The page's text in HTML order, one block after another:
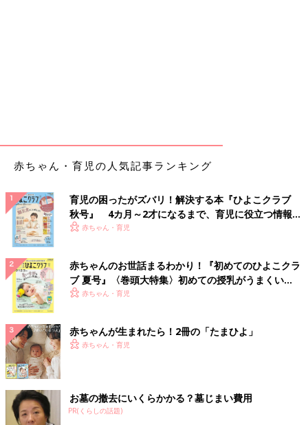
赤ちゃん・育児の人気記事ランキング
育児の困ったがズバリ！解決する本『ひよこクラブ
秋号』 4カ月～2才になるまで、育児に役立つ情報が
いっぱい！
赤ちゃん・育児
赤ちゃんのお世話まるわかり！『初めてのひよこクラ
ブ 夏号』〈巻頭大特集〉初めての授乳がうまくい
く！ おっぱい・ミルクの基本と夏のトラブル 解決テ
赤ちゃん・育児
赤ちゃんが生まれたら！2冊の「たまひよ」
赤ちゃん・育児
お墓の撤去にいくらかかる？墓じまい費用
PR(くらしの話題)